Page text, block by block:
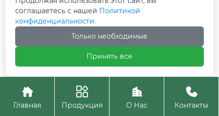
продукты

Главная

Продукция

О Нас

Контакты
соглашаетесь с нашей Политикой
конфиденциальности.
Только необходимые
Принять все